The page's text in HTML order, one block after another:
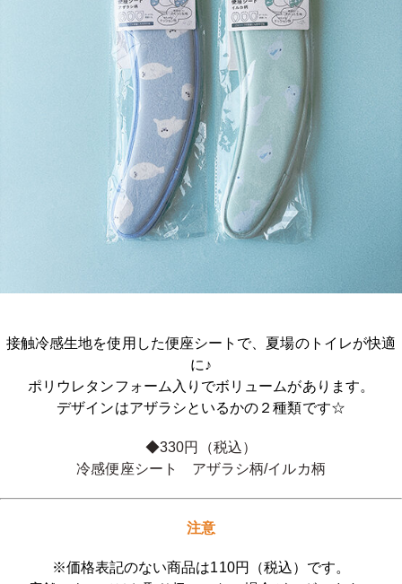
接触冷感生地を使用した便座シートで、夏場のトイレが快適
に♪
ポリウレタンフォーム入りでボリュームがあります。
デザインはアザラシといるかの２種類です☆
◆330円（税込）
冷感便座シート アザラシ柄/イルカ柄
注意
※価格表記のない商品は110円（税込）です。